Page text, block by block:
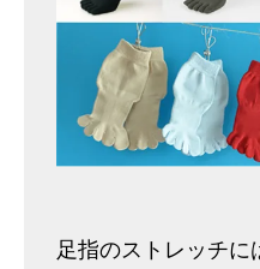
足指のストレッチ